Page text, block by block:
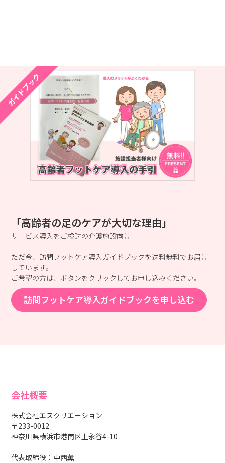
「高齢者の足のケアが大切な理由」
サービス導入をご検討の介護施設向け
ただ今、訪問フットケア導入ガイドブックを送料無料でお届け
しています。
ご希望の方は、ボタンをクリックしてお申し込みください。
訪問フットケア導入ガイドブックを申し込む
ガイドブック
会社概要
株式会社エスクリエーション
〒233-0012
神奈川県横浜市港南区上永谷4-10
代表取締役：中西薫